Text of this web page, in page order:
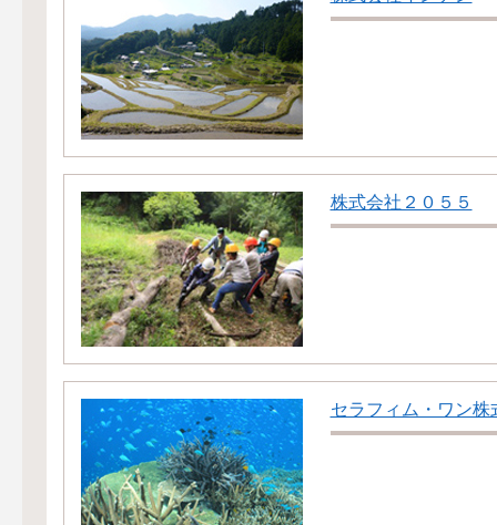
株式会社２０５５
セラフィム・ワン株